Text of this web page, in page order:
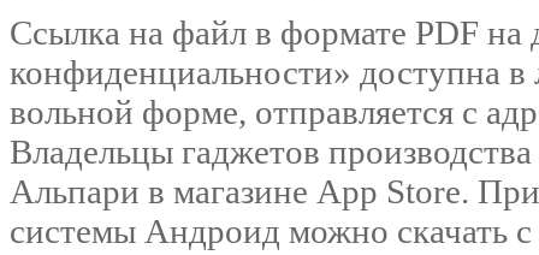
Ссылка на файл в формате PDF на
конфиденциальности» доступна
вольной форме, отправляется с
Владельцы гаджетов
Альпари в магазине App Store.
системы Андроид можно скачать